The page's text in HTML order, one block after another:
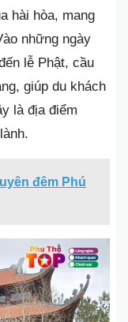
hài hòa, mang
những ngày
lễ Phật, cầu
giúp du khách
là địa điểm
đêm Phú